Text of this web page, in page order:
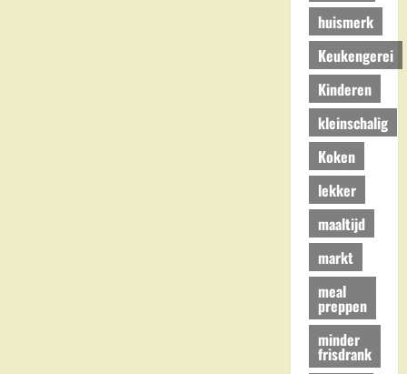
huismerk
Keukengerei
Kinderen
kleinschalig
Koken
lekker
maaltijd
markt
meal
preppen
minder
frisdrank